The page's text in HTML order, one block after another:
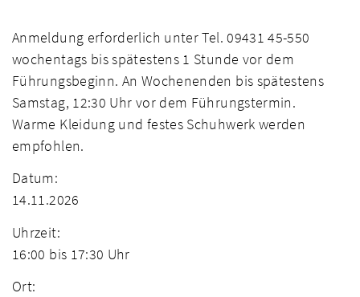
Anmeldung erforderlich unter Tel. 09431 45-550
wochentags bis spätestens 1 Stunde vor dem
Führungsbeginn. An Wochenenden bis spätestens
Samstag, 12:30 Uhr vor dem Führungstermin.
Warme Kleidung und festes Schuhwerk werden
empfohlen.
Datum:
14.11.2026
Uhrzeit:
16:00 bis 17:30 Uhr
Ort: